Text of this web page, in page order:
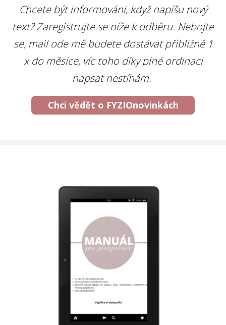
Chcete být informováni, když napíšu nový
text? Zaregistrujte se níže k odběru. Nebojte
se, mail ode mě budete dostávat přibližně 1
x do měsíce, víc toho díky plné ordinaci
napsat nestíhám.
Chci vědět o FYZIOnovinkách